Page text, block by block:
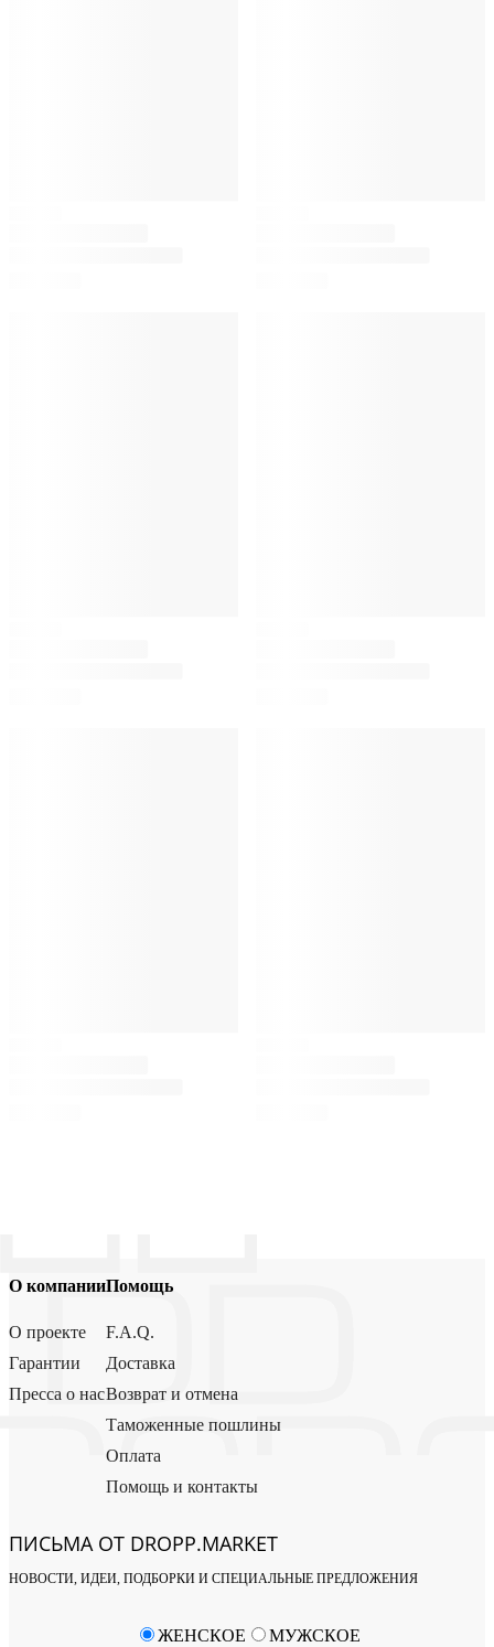
О компании
О проекте
Гарантии
Пресса о нас
Помощь
F.A.Q.
Доставка
Возврат и отмена
Таможенные пошлины
Оплата
Помощь и контакты
ПИСЬМА ОТ DROPP.MARKET
НОВОСТИ, ИДЕИ, ПОДБОРКИ И СПЕЦИАЛЬНЫЕ ПРЕДЛОЖЕНИЯ
ЖЕНСКОЕ МУЖСКОЕ